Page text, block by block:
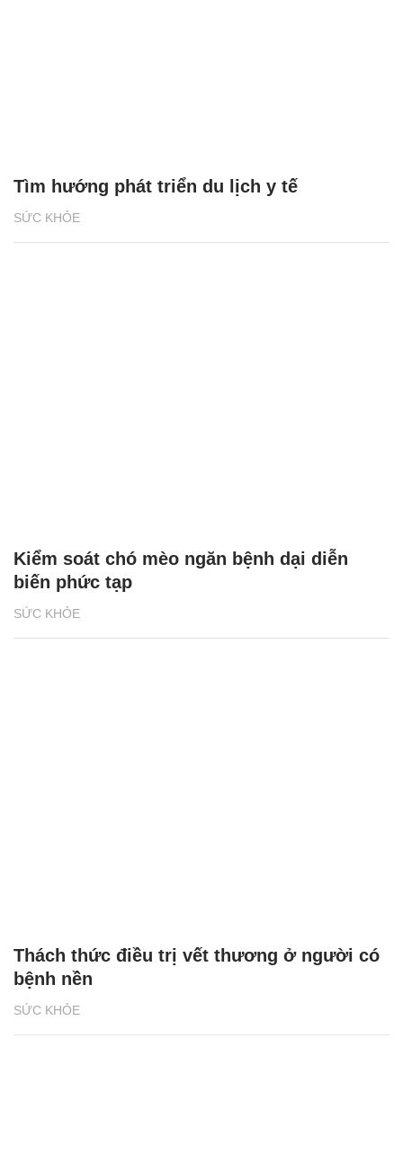
SỨC KHỎE
Tìm hướng phát triển du lịch y tế
SỨC KHỎE
Kiểm soát chó mèo ngăn bệnh dại diễn
biến phức tạp
SỨC KHỎE
Thách thức điều trị vết thương ở người có
bệnh nền